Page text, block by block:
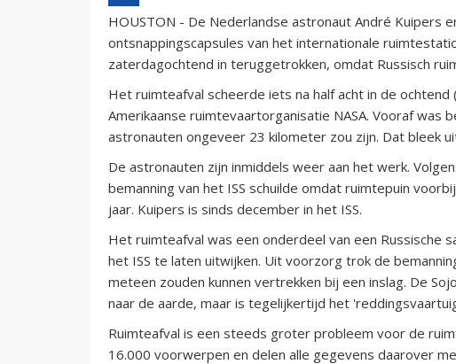
HOUSTON - De Nederlandse astronaut André Kuipers
ontsnappingscapsules van het internationale
zaterdagochtend in teruggetrokken, omdat Russisch
Het ruimteafval scheerde iets na half acht in de
Amerikaanse ruimtevaartorganisatie NASA. Vooraf was
astronauten ongeveer 23 kilometer zou zijn. Dat bleek
De astronauten zijn inmiddels weer aan het werk.
bemanning van het ISS schuilde omdat ruimtepuin
jaar. Kuipers is sinds december in het ISS.
Het ruimteafval was een onderdeel van een
het ISS te laten uitwijken. Uit voorzorg trok de
meteen zouden kunnen vertrekken bij een inslag. De
naar de aarde, maar is tegelijkertijd het
Ruimteafval is een steeds groter probleem voor de
16.000 voorwerpen en delen alle gegevens daarover